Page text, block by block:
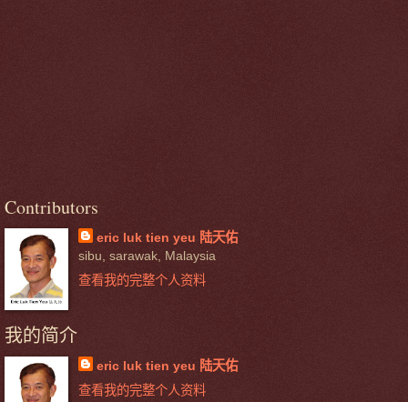
Contributors
eric luk tien yeu 陆天佑
sibu, sarawak, Malaysia
查看我的完整个人资料
我的简介
eric luk tien yeu 陆天佑
查看我的完整个人资料